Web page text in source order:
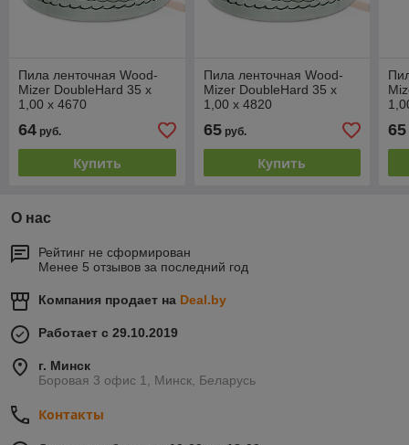
Пила ленточная Wood-
Mizer DoubleHard 35 х
1,00 х 4670
64 руб.
Купить
Пила ленточная Wood-
Mizer DoubleHard 35 х
1,00 х 4820
65руб.
Купить
65
О нас
Рейтинг не сформирован
Менее 5 отзывов за последний год
Компания продает на Deal.by
Работает с 29.10.2019
г. Минск
Боровая 3 офис 1, Минск, Беларусь
Контакты